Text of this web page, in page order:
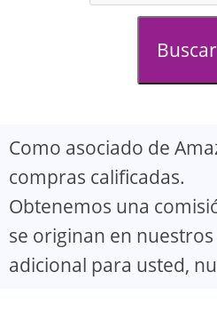
d
Buscar
Como asociado de
compras calificadas.
Obtenemos una
se originan en
adicional para usted,